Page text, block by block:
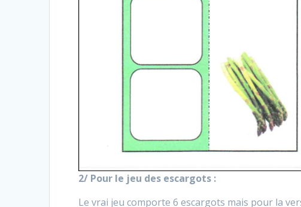
2/ Pour le jeu des escargots :
Le vrai jeu comporte 6 escargots mais pour la